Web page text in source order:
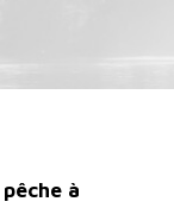
pêche à